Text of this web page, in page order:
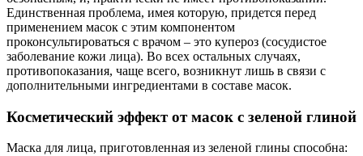
Единственная проблема, имея которую, придется перед
применением масок с этим компонентом
проконсультироваться с врачом – это купероз (сосудистое
заболевание кожи лица). Во всех остальных случаях,
противопоказания, чаще всего, возникнут лишь в связи с
дополнительными ингредиентами в составе масок.
Косметический эффект от масок с зеленой глиной
Маска для лица, приготовленная из зеленой глины способна: